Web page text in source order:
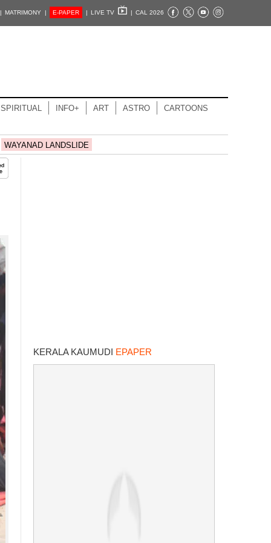
MATRIMONY | E-PAPER | LIVE TV | CAL 2026
SPIRITUAL INFO+ ART ASTRO CARTOONS
WAYANAD LANDSLIDE
KERALA KAUMUDI EPAPER